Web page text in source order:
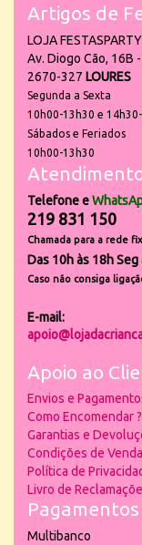
Artigos de
LOJA FESTASPARTY
Av. Diogo Cão, 16B
2670-327 LOURES
Segunda a Sexta
10h00-13h30 e
Sábados e Feriados
10h00-13h30
Telefone e
219 831 150
Chamada para a rede
Das 10h às 18h Seg
Caso não consiga
E-mail:
Apoio ao
Envios e
Como Encomendar ?
Garantias e
Condições de Venda
Política de
Livro de
Pagamentos
Multibanco